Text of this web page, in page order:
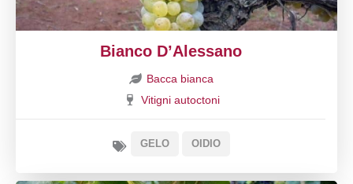
Bianco D’Alessano
Bacca bianca
Vitigni autoctoni
GELO OIDIO